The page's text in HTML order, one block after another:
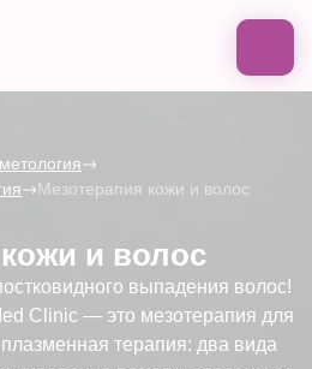
Мезотерапия кожи и волос
и волос
выпадения волос!
Clinic — это мезотерапия для
терапия: два вида